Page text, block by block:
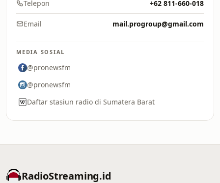
Telepon +62 811-660-018
Email mail.progroup@gmail.com
MEDIA SOSIAL
@pronewsfm
@pronewsfm
Daftar stasiun radio di Sumatera Barat
RadioStreaming.id